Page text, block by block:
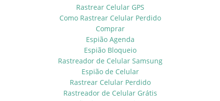
Rastrear Celular GPS
Como Rastrear Celular Perdido
Comprar
Espião Agenda
Espião Bloqueio
Rastreador de Celular Samsung
Espião de Celular
Rastrear Celular Perdido
Rastreador de Celular Grátis